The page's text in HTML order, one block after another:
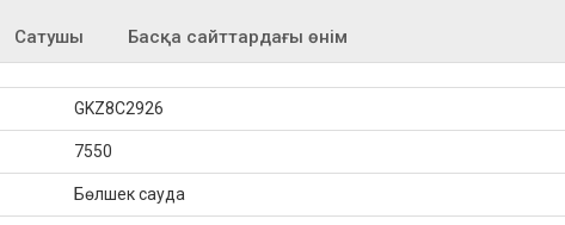
Сатушы Басқа сайттардағы өнім
GKZ8C2926
7550
Бөлшек сауда